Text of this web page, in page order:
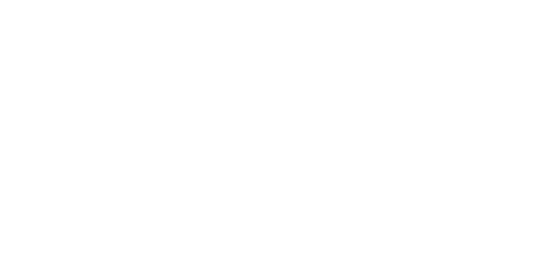
zdarma (19.00-21.00 hod., nutná rezervace, italská, rybí - za poplatek)
lehátka, slunečníky a osušky zdarma.
hřiště (nutná rezervace), aerobic.
na sportovní hry.